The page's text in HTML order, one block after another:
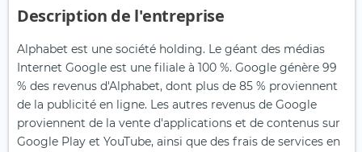
Description de l'entreprise
Alphabet est une société holding. Le géant des médias
Internet Google est une filiale à 100 %. Google génère 99
% des revenus d'Alphabet, dont plus de 85 % proviennent
de la publicité en ligne. Les autres revenus de Google
proviennent de la vente d'applications et de contenus sur
Google Play et YouTube, ainsi que des frais de services en